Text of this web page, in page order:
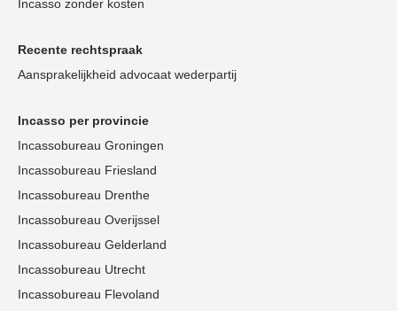
Incasso zonder kosten
Recente rechtspraak
Aansprakelijkheid advocaat wederpartij
Incasso per provincie
Incassobureau Groningen
Incassobureau Friesland
Incassobureau Drenthe
Incassobureau Overijssel
Incassobureau Gelderland
Incassobureau Utrecht
Incassobureau Flevoland